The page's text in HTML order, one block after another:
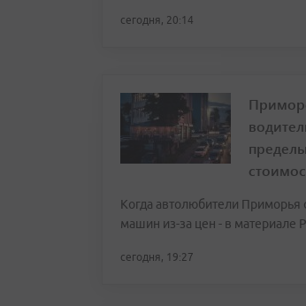
сегодня, 20:14
Когда автолюбители Приморья
машин из-за цен - в материале
сегодня, 19:27